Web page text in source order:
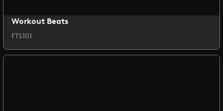
Workout Beats
FTS101